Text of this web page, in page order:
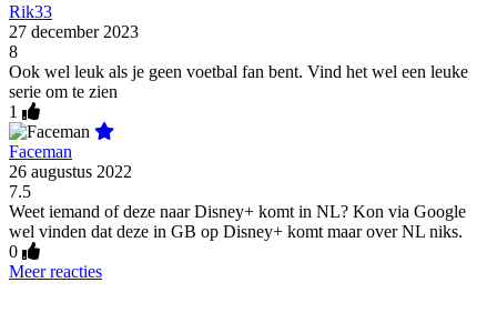
Rik33
27 december 2023
8
Ook wel leuk als je geen voetbal fan bent. Vind het wel een leuke
serie om te zien
1
Faceman
26 augustus 2022
7.5
Weet iemand of deze naar Disney+ komt in NL? Kon via Google
wel vinden dat deze in GB op Disney+ komt maar over NL niks.
0
Meer reacties